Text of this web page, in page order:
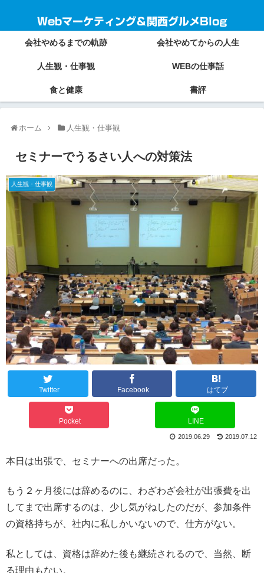
Webマーケティング＆関西グルメBlog
会社やめるまでの軌跡 会社やめてからの人生
人生観・仕事観 WEBの仕事話
食と健康 書評
ホーム 人生観・仕事観
セミナーでうるさい人への対策法
人生観・仕事観
Twitter Facebook はてブ
Pocket LINE
2019.07.12
2019.06.29
本日は出張で、セミナーへの出席だった。
もう２ヶ月後には辞めるのに、わざわざ会社が出張費を出
してまで出席するのは、少し気がねしたのだが、参加条件
の資格持ちが、社内に私しかいないので、仕方がない。
私としては、資格は辞めた後も継続されるので、当然、断
る理由もない。